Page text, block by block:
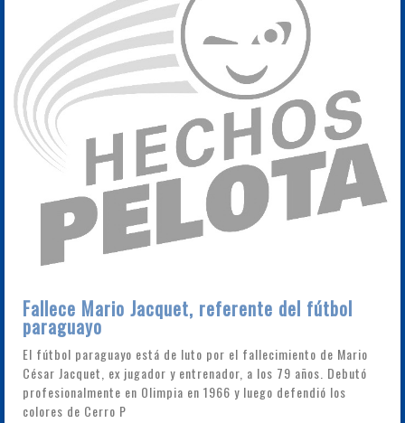
Fallece Mario Jacquet, referente del fútbol
paraguayo
El fútbol paraguayo está de luto por el fallecimiento de Mario
César Jacquet, ex jugador y entrenador, a los 79 años. Debutó
profesionalmente en Olimpia en 1966 y luego defendió los
colores de Cerro P